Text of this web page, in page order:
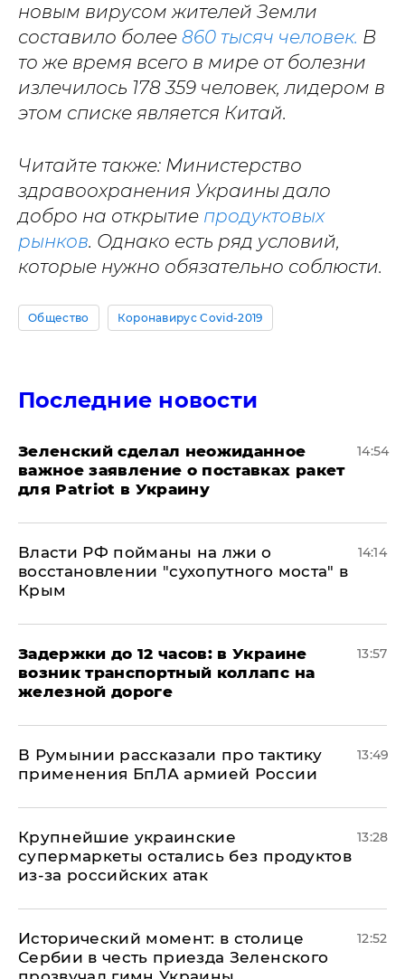
новым вирусом жителей Земли
составило более 860 тысяч человек. В
то же время всего в мире от болезни
излечилось 178 359 человек, лидером в
этом списке является Китай.
Читайте также: Министерство
здравоохранения Украины дало
добро на открытие продуктовых
рынков. Однако есть ряд условий,
которые нужно обязательно соблюсти.
Общество Коронавирус Covid-2019
Последние новости
Зеленский сделал неожиданное
важное заявление о поставках ракет
для Patriot в Украину
14:54
Власти РФ пойманы на лжи о
восстановлении "сухопутного моста" в
Крым
14:14
Задержки до 12 часов: в Украине
возник транспортный коллапс на
железной дороге
13:57
В Румынии рассказали про тактику
применения БпЛА армией России
13:49
Крупнейшие украинские
супермаркеты остались без продуктов
из-за российских атак
13:28
Исторический момент: в столице
Сербии в честь приезда Зеленского
12:52